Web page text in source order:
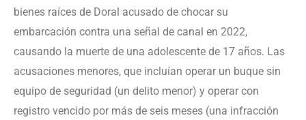
bienes raíces de Doral acusado de chocar su
embarcación contra una señal de canal en 2022,
causando la muerte de una adolescente de 17 años. Las
acusaciones menores, que incluían operar un buque sin
equipo de seguridad (un delito menor) y operar con
registro vencido por más de seis meses (una infracción